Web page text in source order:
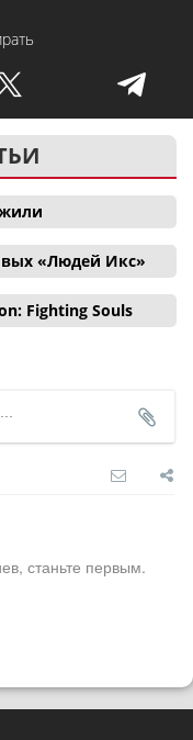
«Людей Икс»
Fighting Souls
станьте первым.